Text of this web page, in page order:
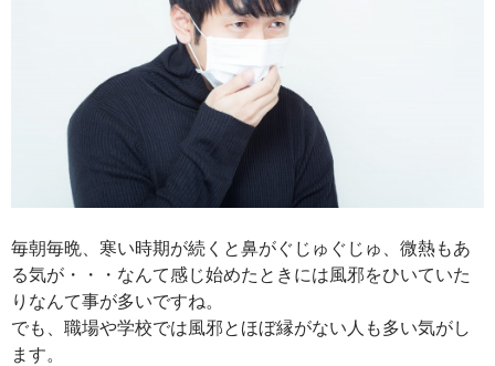
毎朝毎晩、寒い時期が続くと鼻がぐじゅぐじゅ、微熱もあ
る気が・・・なんて感じ始めたときには風邪をひいていた
りなんて事が多いですね。
でも、職場や学校では風邪とほぼ縁がない人も多い気がし
ます。